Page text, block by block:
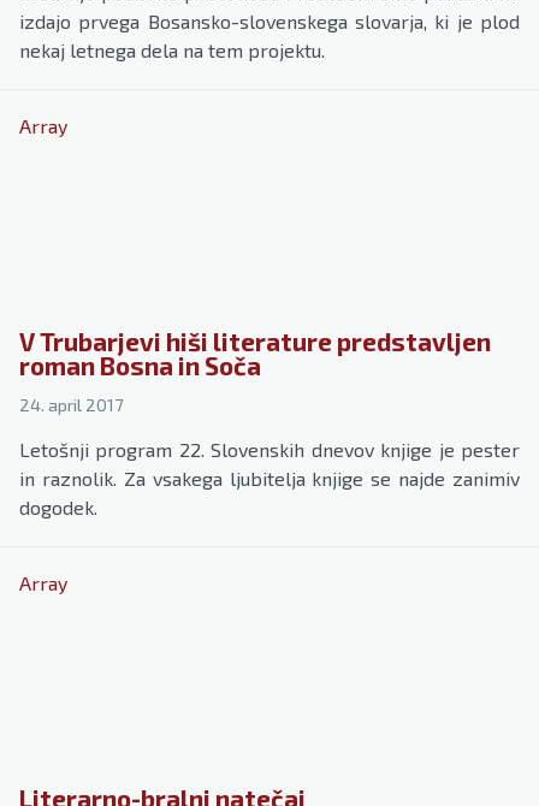
izdajo prvega Bosansko-slovenskega slovarja, ki je plod
nekaj letnega dela na tem projektu.
Array
V Trubarjevi hiši literature predstavljen
roman Bosna in Soča
24. april 2017
Letošnji program 22. Slovenskih dnevov knjige je pester
in raznolik. Za vsakega ljubitelja knjige se najde zanimiv
dogodek.
Array
Literarno-bralni natečaj